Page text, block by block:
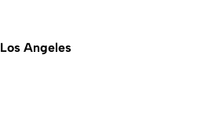
Los Angeles